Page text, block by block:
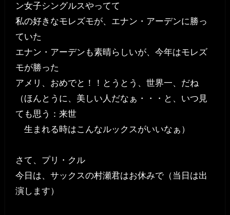
ン女子シングルスやってて
私の好きなモレズモが、エナン・アーデンに勝っ
ていた
エナン・アーデンも素晴らしいが、今年はモレズ
モが勝った
アメリ、おめでと！！とうとう、世界一、だね
（ほんとうに、美しい人だなぁ・・・と、いつ見
ても思う：来世
生まれる時はこんなルックスがいいなぁ）
さて、プリ・クル
今日は、サックスの村瀬君はお休みで（当日は出
演します）